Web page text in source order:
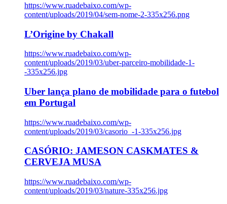
https://www.ruadebaixo.com/wp-
content/uploads/2019/04/sem-nome-2-335x256.png
L’Origine by Chakall
https://www.ruadebaixo.com/wp-
content/uploads/2019/03/uber-parceiro-mobilidade-1-
-335x256.jpg
Uber lança plano de mobilidade para o futebol
em Portugal
https://www.ruadebaixo.com/wp-
content/uploads/2019/03/casorio_-1-335x256.jpg
CASÓRIO: JAMESON CASKMATES &
CERVEJA MUSA
https://www.ruadebaixo.com/wp-
content/uploads/2019/03/nature-335x256.jpg